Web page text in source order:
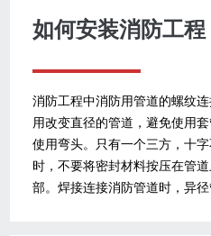
如何安装消防工程
消防工程中消防用管道的螺纹
用改变直径的管道，避免使用
使用弯头。只有一个三方，十
时，不要将密封材料按压在管
部。焊接连接消防管道时，异径